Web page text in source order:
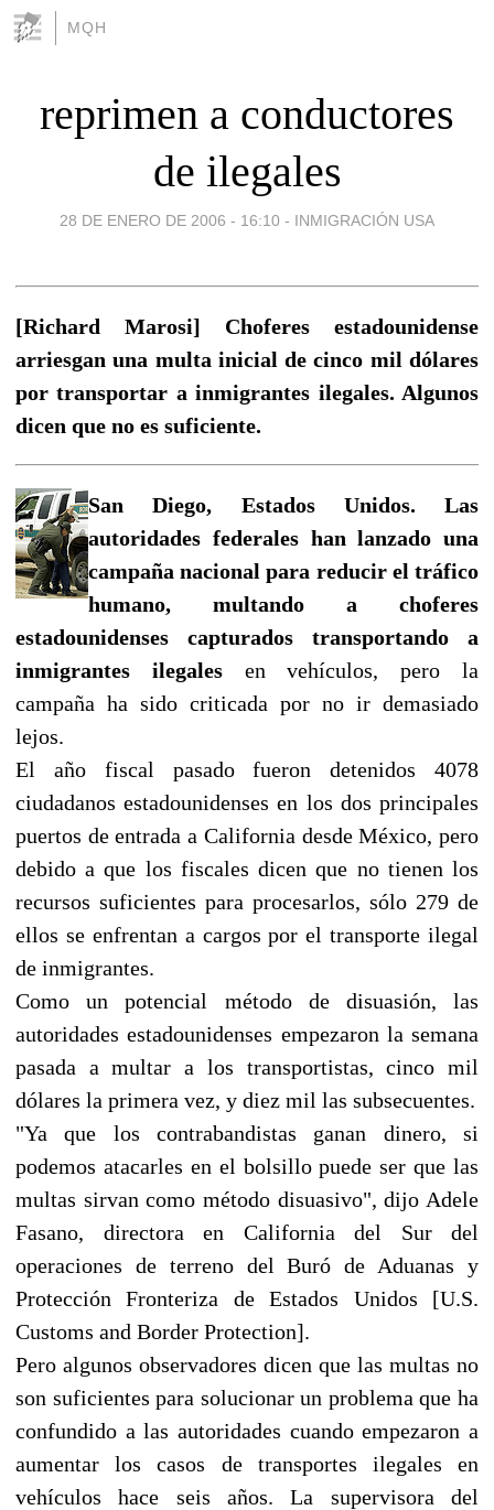
MQH
reprimen a conductores
de ilegales
28 DE ENERO DE 2006 - 16:10 - INMIGRACIÓN USA
[Richard Marosi] Choferes estadounidense
arriesgan una multa inicial de cinco mil dólares
por transportar a inmigrantes ilegales. Algunos
dicen que no es suficiente.
San Diego, Estados Unidos. Las
autoridades federales han lanzado una
campaña nacional para reducir el tráfico
humano, multando a choferes
estadounidenses capturados transportando a
inmigrantes ilegalesen vehículos, pero la
campaña ha sido criticada por no ir demasiado
lejos.
El año fiscal pasado fueron detenidos 4078
ciudadanos estadounidenses en los dos principales
puertos de entrada a California desde México, pero
debido a que los fiscales dicen que no tienen los
recursos suficientes para procesarlos, sólo 279 de
ellos se enfrentan a cargos por el transporte ilegal
de inmigrantes.
Como un potencial método de disuasión, las
autoridades estadounidenses empezaron la semana
pasada a multar a los transportistas, cinco mil
dólares la primera vez, y diez mil las subsecuentes.
"Ya que los contrabandistas ganan dinero, si
podemos atacarles en el bolsillo puede ser que las
multas sirvan como método disuasivo", dijo Adele
Fasano, directora en California del Sur del
operaciones de terreno del Buró de Aduanas y
Protección Fronteriza de Estados Unidos [U.S.
Customs and Border Protection].
Pero algunos observadores dicen que las multas no
son suficientes para solucionar un problema que ha
confundido a las autoridades cuando empezaron a
aumentar los casos de transportes ilegales en
vehículos hace seis años. La supervisora del